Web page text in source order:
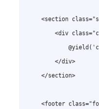
<section
<div
        </div>
    </section>
<footer